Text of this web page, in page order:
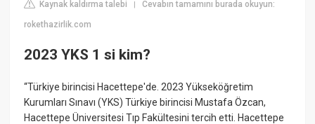
Kaynak kaldırma talebi |Cevabın tamamını burada okuyun:
rokethazirlik.com
2023 YKS 1 si kim?
“Türkiye birincisi Hacettepe'de. 2023 Yükseköğretim
Kurumları Sınavı (YKS) Türkiye birincisi Mustafa Özcan,
Hacettepe Üniversitesi Tıp Fakültesini tercih etti. Hacettepe